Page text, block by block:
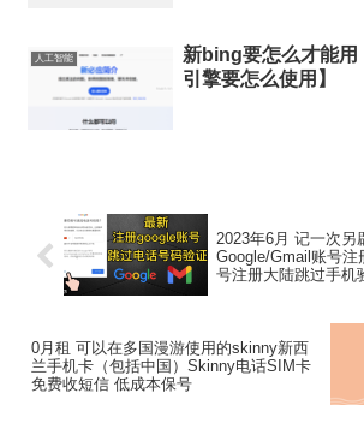
人工智能
新bing要怎么才能
引擎要怎么使用】
2023年6月 记一次另
Google/Gmail账号注
号注册大陆跳过手机
0月租 可以在多国漫游使用的skinny新西
兰手机卡（包括中国）Skinny电话SIM卡
免费收短信 低成本保号